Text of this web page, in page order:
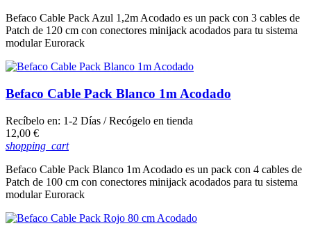
Befaco Cable Pack Azul 1,2m Acodado es un pack con 3 cables de
Patch de 120 cm con conectores minijack acodados para tu sistema
modular Eurorack
Befaco Cable Pack Blanco 1m Acodado
Recíbelo en: 1-2 Días / Recógelo en tienda
Precio
12,00 €
shopping_cart
Befaco Cable Pack Blanco 1m Acodado es un pack con 4 cables de
Patch de 100 cm con conectores minijack acodados para tu sistema
modular Eurorack